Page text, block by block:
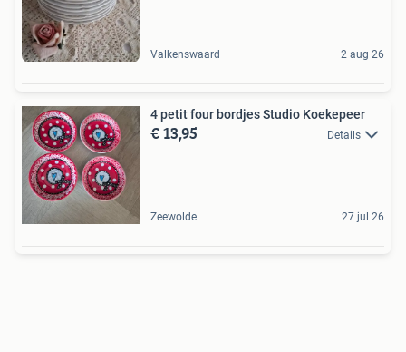
Valkenswaard 2 aug 26
4 petit four bordjes Studio Koekepeer
€ 13,95 Details
Zeewolde 27 jul 26